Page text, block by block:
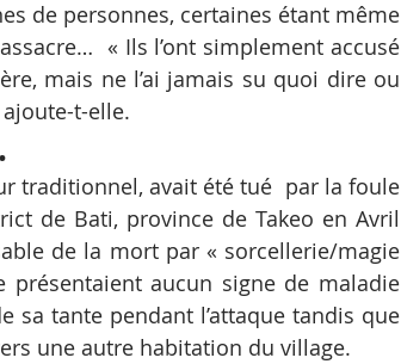
de personnes, certaines étant même
« Ils l’ont simplement accusé
mais ne l’ai jamais su quoi dire ou
t-elle.
traditionnel, avait été tué  par la foule
de Bati, province de Takeo en Avril
de la mort par « sorcellerie/magie
aucun signe de maladie
sa tante pendant l’attaque tandis que
une autre habitation du village.